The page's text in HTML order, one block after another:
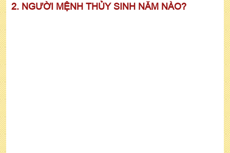
2. NGƯỜI MỆNH THỦY SINH NĂM NÀO?